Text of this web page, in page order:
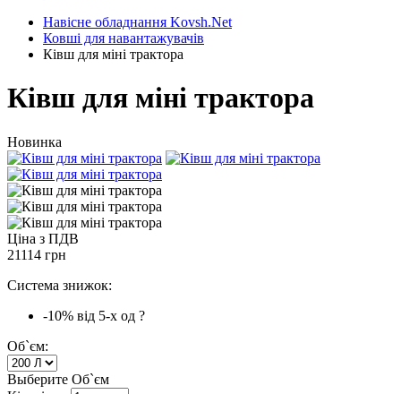
Навісне обладнання Kovsh.Net
Ковші для навантажувачів
Ківш для міні трактора
Ківш для міні трактора
Новинка
Ціна з ПДВ
21114 грн
Система знижок:
-10% від 5-х од ?
Об`єм:
Выберите Об`єм